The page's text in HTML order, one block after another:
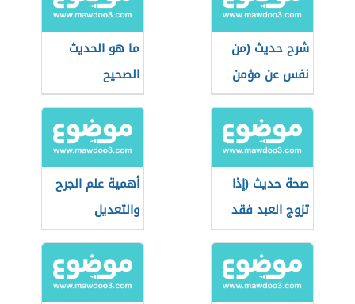
شرح حديث (من
نفس عن مؤمن
كربة)
ما هو الحديث
الصحيح
صحة حديث (إذا
تزوج العبد فقد
استكمل نصف
الدين)
أهمية علم الجرح
والتعديل